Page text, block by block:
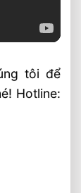
tôi để
Hotline: